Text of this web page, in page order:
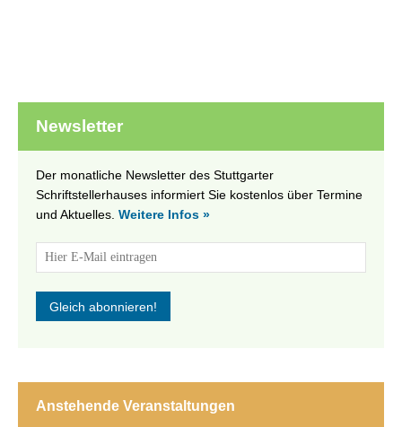
Newsletter
Der monatliche Newsletter des Stuttgarter
Schriftstellerhauses informiert Sie kostenlos über Termine
und Aktuelles. Weitere Infos »
Anstehende Veranstaltungen